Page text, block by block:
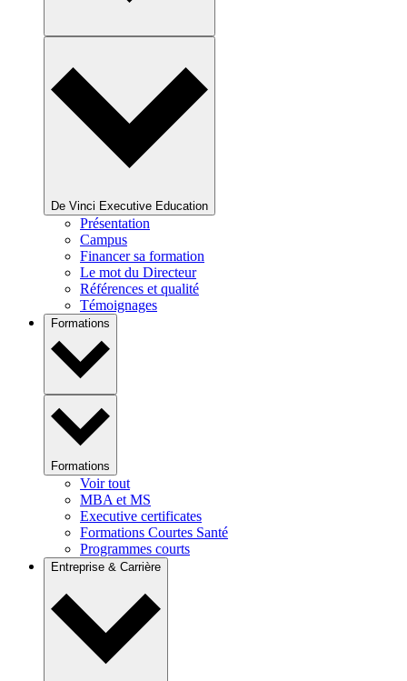
De Vinci Executive Education
Présentation
Campus
Financer sa formation
Le mot du Directeur
Références et qualité
Témoignages
Formations
Formations
Voir tout
MBA et MS
Executive certificates
Formations Courtes Santé
Programmes courts
Entreprise & Carrière